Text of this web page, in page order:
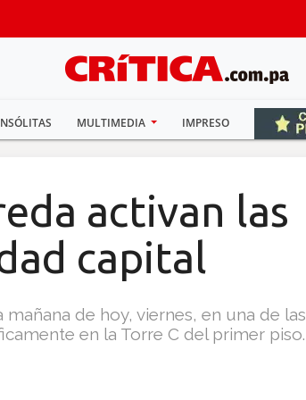
MULTIMEDIA IMPRESO
activan las
capital
de hoy, viernes, en una de las
en la Torre C del primer piso.